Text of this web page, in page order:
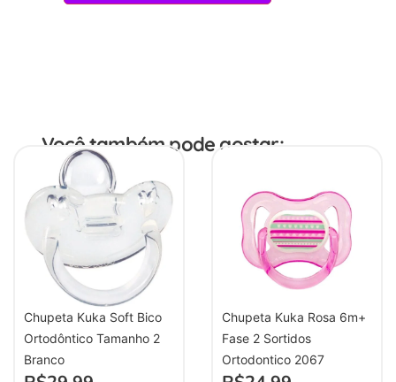
Você também pode gostar:
Chupeta Kuka Soft Bico
Ortodôntico Tamanho 2
Branco
Chupeta Kuka Rosa 6m+
Fase 2 Sortidos
Ortodontico 2067